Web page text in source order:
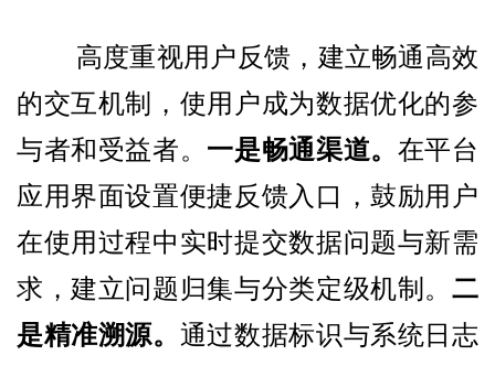
高度重视用户反馈，建立畅通高效
的交互机制，使用户成为数据优化的参
与者和受益者。 一是畅通渠道。 在平台
应用界面设置便捷反馈入口，鼓励用户
在使用过程中实时提交数据问题与新需
求，建立问题归集与分类定级机制。二
是精准溯源。 通过数据标识与系统日志